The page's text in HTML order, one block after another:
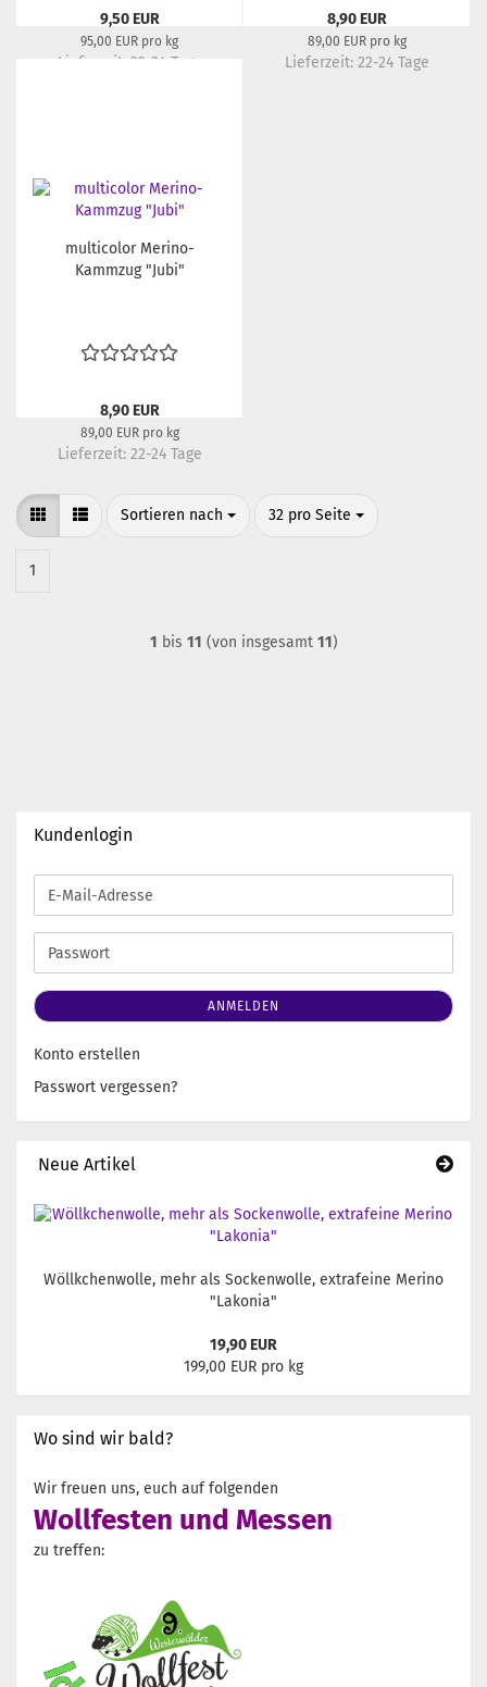
9,50 EUR
95,00 EUR pro kg
Lieferzeit: 22-24 Tage
8,90 EUR
89,00 EUR pro kg
Lieferzeit: 22-24 Tage
multicolor Merino-
Kammzug "Jubi"
8,90 EUR
89,00 EUR pro kg
Lieferzeit: 22-24 Tage
Sortieren nach
Sortieren nach 32 pro Seite
pro Seite
1
1 bis 11 (von insgesamt 11)
Kundenlogin
E-
Mail-
Adresse
Passwort
ANMELDEN
Konto erstellen
Passwort vergessen?
Neue Artikel
Wöllkchenwolle, mehr als Sockenwolle, extrafeine Merino
"Lakonia"
19,90 EUR
199,00 EUR pro kg
Wo sind wir bald?
Wir freuen uns, euch auf folgenden
Wollfesten und Messen
zu treffen: